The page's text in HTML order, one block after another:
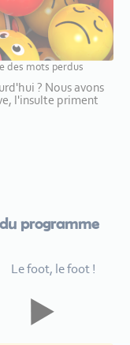
des mots perdus
? Nous avons
l'insulte priment
du programme
Le foot, le foot !